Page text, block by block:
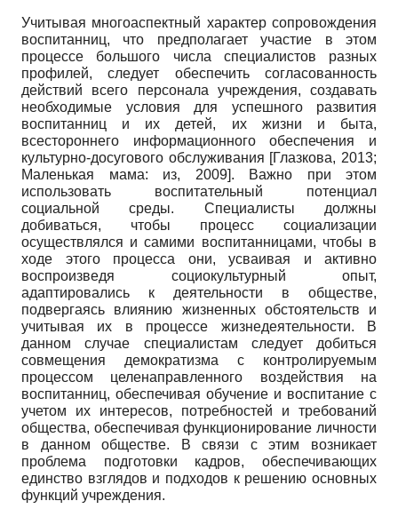
Учитывая многоаспектный характер сопровождения
воспитанниц, что предполагает участие в этом
процессе большого числа специалистов разных
профилей, следует обеспечить согласованность
действий всего персонала учреждения, создавать
необходимые условия для успешного развития
воспитанниц и их детей, их жизни и быта,
всестороннего информационного обеспечения и
культурно-досугового обслуживания [Глазкова, 2013;
Маленькая мама: из, 2009]. Важно при этом
использовать воспитательный потенциал
социальной среды. Специалисты должны
добиваться, чтобы процесс социализации
осуществлялся и самими воспитанницами, чтобы в
ходе этого процесса они, усваивая и активно
воспроизведя социокультурный опыт,
адаптировались к деятельности в обществе,
подвергаясь влиянию жизненных обстоятельств и
учитывая их в процессе жизнедеятельности. В
данном случае специалистам следует добиться
совмещения демократизма с контролируемым
процессом целенаправленного воздействия на
воспитанниц, обеспечивая обучение и воспитание с
учетом их интересов, потребностей и требований
общества, обеспечивая функционирование личности
в данном обществе. В связи с этим возникает
проблема подготовки кадров, обеспечивающих
единство взглядов и подходов к решению основных
функций учреждения.